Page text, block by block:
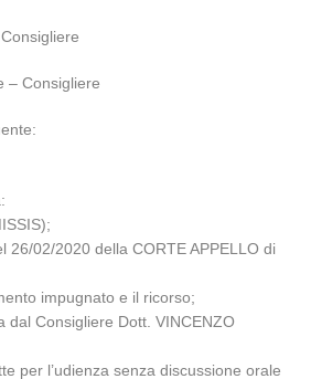
– Consigliere
26/02/2020 della CORTE APPELLO di
impugnato e il ricorso;
dal Consigliere Dott. VINCENZO
per l’udienza senza discussione orale